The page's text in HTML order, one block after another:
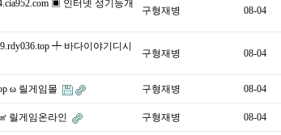
▣ 인터넷 성기능개
구형재병 08-04
╇ 바다이야기디시
구형재병 08-04
ω 릴게임몰 구형재병 08-04
릴게임온라인 구형재병 08-04